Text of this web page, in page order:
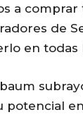
a
de
en todas
potencial